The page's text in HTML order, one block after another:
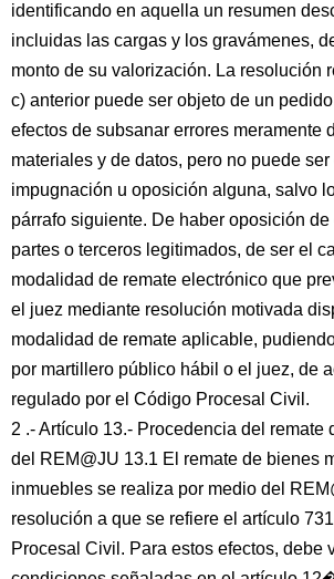
identificando en aquella un resumen
incluidas las cargas y los gravámenes,
monto de su valorización. La resolución
c) anterior puede ser objeto de un
efectos de subsanar errores meramente
materiales y de datos, pero no puede
impugnación u oposición alguna, salvo
párrafo siguiente. De haber oposición
partes o terceros legitimados, de ser el
modalidad de remate electrónico que
el juez mediante resolución motivada
modalidad de remate aplicable,
por martillero público hábil o el juez, de
regulado por el Código Procesal Civil.
2 .- Artículo 13.- Procedencia del remate
del REM@JU 13.1 El remate de bienes
inmuebles se realiza por medio del
resolución a que se refiere el artículo
Procesal Civil. Para estos efectos, debe